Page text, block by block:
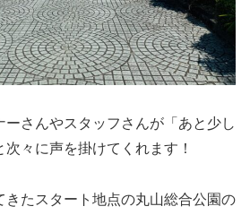
さんやスタッフさんが「あと少し
々に声を掛けてくれます！
きたスタート地点の丸山総合公園の